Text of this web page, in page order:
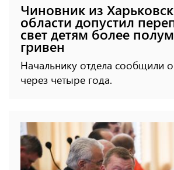
Чиновник из
области допустил
свет детям более
гривен
Начальнику отдела сообщили
через четыре года.